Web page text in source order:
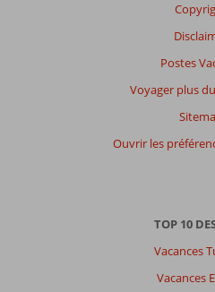
Postes
Voyager plus
Ouvrir les
TOP 10
Vacances
Vacances